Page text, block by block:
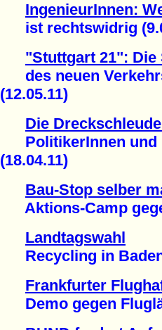
IngenieurInnen:
ist rechtswidrig
"Stuttgart 21": Die
des neuen
(12.05.11)
Die
PolitikerInnen und
(18.04.11)
Bau-Stop selber
Aktions-Camp
Landtagswahl
Recycling in
Frankfurter
Demo gegen